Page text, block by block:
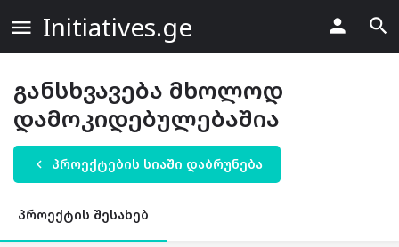
Initiatives.ge
განსხვავება მხოლოდ
დამოკიდებულებაშია
პროექტების სიაში დაბრუნება
პროექტის შესახებ